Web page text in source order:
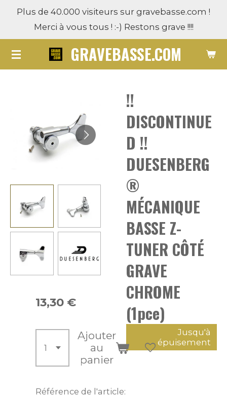
Passer
contenu
principal
GRAVEBASSE.COM
Plus de 40.000 visiteurs sur gravebasse.com !
Merci à vous tous ! :-) Restons grave !!!!
!!
DISCONTINUE
D !!
DUESENBERG
®
MÉCANIQUE
BASSE Z-
TUNER CÔTÉ
GRAVE
CHROME
(1pce)
Jusqu'à
épuisement
13,30 €
Ajouter
au
panier
Référence de l'article: